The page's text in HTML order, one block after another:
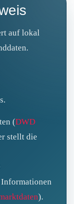
auf lokal
(DWD
stellt die
).